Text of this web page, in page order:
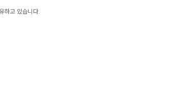
하고 있습니다.